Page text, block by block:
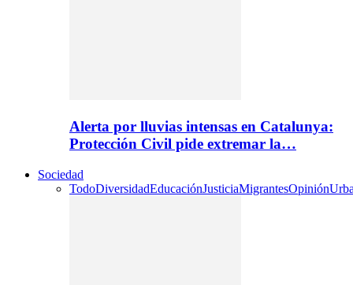
Alerta por lluvias intensas en Catalunya:
Protección Civil pide extremar la…
Sociedad
TodoDiversidadEducaciónJusticiaMigrantesOpinión